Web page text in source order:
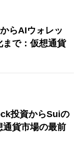
らAIウォレッ
まで：仮想通貨
投資からSuiの
貨市場の最前